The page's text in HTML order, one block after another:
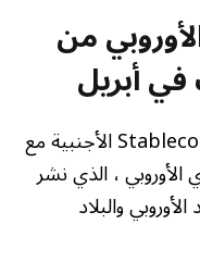
من
أبريل
يتناقض نهج تليين بروكسل في Stablecoins الأجنبية مع
الأوروبي ، الذي نشر
والبلاد